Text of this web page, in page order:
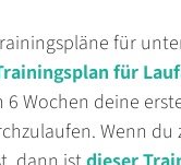
für
für
6 Wochen deine
Wenn du